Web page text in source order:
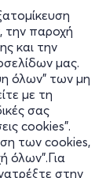
την παροχή
και την
μας.
όλων" των μη
με τη
σας
cookies".
των cookies,
όλων".Για
στην